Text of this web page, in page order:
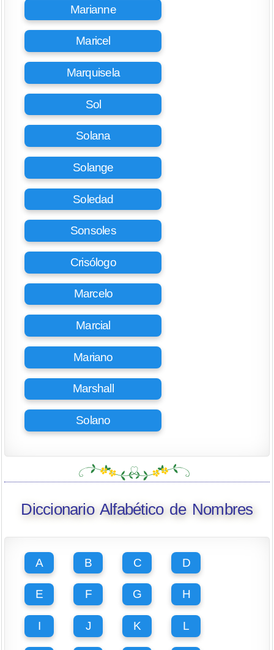
Marianne
Maricel
Marquisela
Sol
Solana
Solange
Soledad
Sonsoles
Crisólogo
Marcelo
Marcial
Mariano
Marshall
Solano
Diccionario Alfabético de Nombres
A B C D
E F G H
I J K L